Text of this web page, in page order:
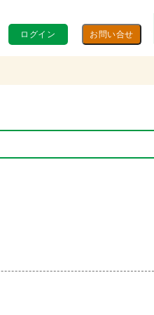
ログイン
カートを見る・注文する